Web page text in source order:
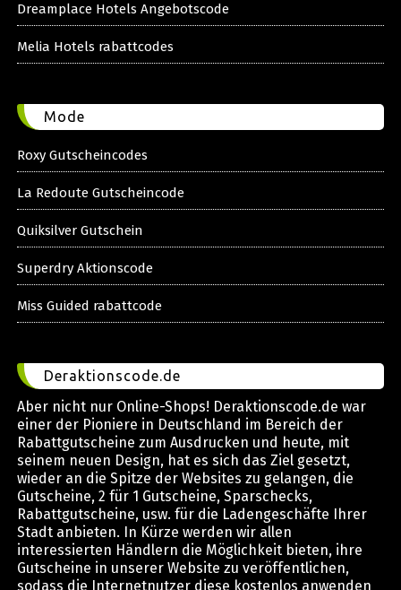
Dreamplace Hotels Angebotscode
Melia Hotels rabattcodes
Mode
Roxy Gutscheincodes
La Redoute Gutscheincode
Quiksilver Gutschein
Superdry Aktionscode
Miss Guided rabattcode
Deraktionscode.de
Aber nicht nur Online-Shops! Deraktionscode.de war
einer der Pioniere in Deutschland im Bereich der
Rabattgutscheine zum Ausdrucken und heute, mit
seinem neuen Design, hat es sich das Ziel gesetzt,
wieder an die Spitze der Websites zu gelangen, die
Gutscheine, 2 für 1 Gutscheine, Sparschecks,
Rabattgutscheine, usw. für die Ladengeschäfte Ihrer
Stadt anbieten. In Kürze werden wir allen
interessierten Händlern die Möglichkeit bieten, ihre
Gutscheine in unserer Website zu veröffentlichen,
sodass die Internetnutzer diese kostenlos anwenden